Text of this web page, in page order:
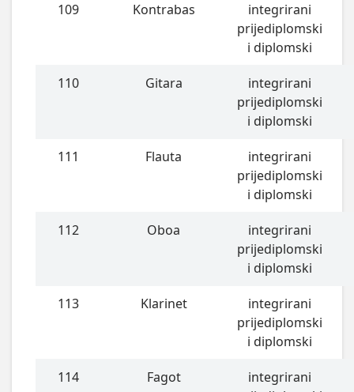
109 Kontrabas
integrirani
prijediplomski
i diplomski
110 Gitara
integrirani
prijediplomski
i diplomski
111 Flauta
integrirani
prijediplomski
i diplomski
112 Oboa
integrirani
prijediplomski
i diplomski
113 Klarinet
integrirani
prijediplomski
i diplomski
114 Fagot
integrirani